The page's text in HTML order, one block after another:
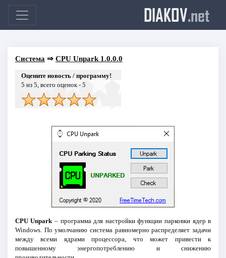
DIAKOV.net
Система ⇒ CPU Unpark 1.0.0.0
Оцените новость / программу!
5 из 5, всего оценок - 5
CPU Unpark – программа для настройки функции парковки ядер в
Windows. По умолчанию система равномерно распределяет задачи
между всеми ядрами процессора, что может привести к
повышенному энергопотреблению и снижению